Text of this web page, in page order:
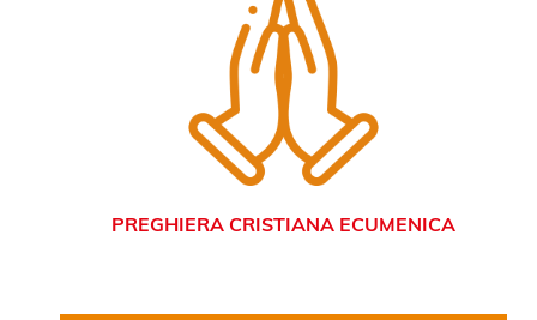
PREGHIERA CRISTIANA ECUMENICA